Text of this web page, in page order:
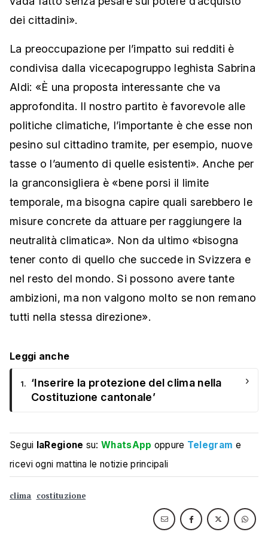
dei cittadini».
La preoccupazione per l’impatto sui redditi è
condivisa dalla vicecapogruppo leghista Sabrina
Aldi: «È una proposta interessante che va
approfondita. Il nostro partito è favorevole alle
politiche climatiche, l’importante è che esse non
pesino sul cittadino tramite, per esempio, nuove
tasse o l’aumento di quelle esistenti». Anche per
la granconsigliera è «bene porsi il limite
temporale, ma bisogna capire quali sarebbero le
misure concrete da attuare per raggiungere la
neutralità climatica». Non da ultimo «bisogna
tener conto di quello che succede in Svizzera e
nel resto del mondo. Si possono avere tante
ambizioni, ma non valgono molto se non remano
tutti nella stessa direzione».
Leggi anche
1.
‘Inserire la protezione del clima nella
Costituzione cantonale’
›
Segui laRegione su:WhatsApp oppure Telegram e
ricevi ogni mattina le notizie principali
clima costituzione